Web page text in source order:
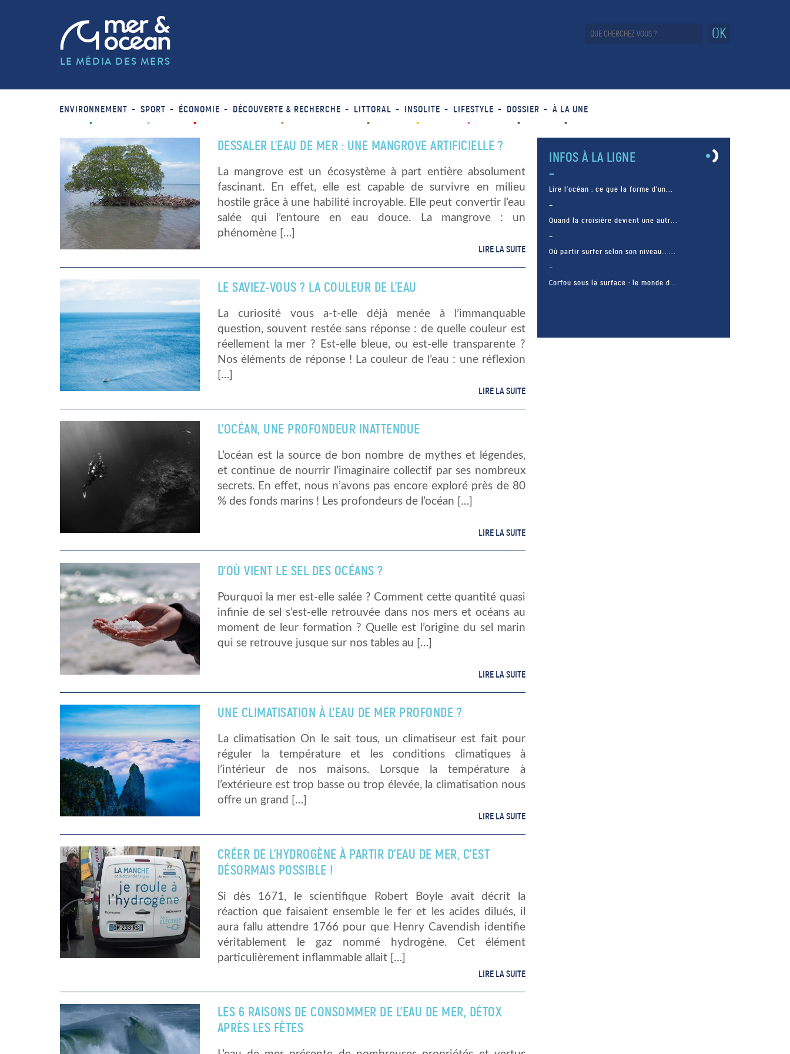
LE MÉDIA DES MERS
OK
ENVIRONNEMENT SPORT ÉCONOMIE DÉCOUVERTE & RECHERCHE LITTORAL INSOLITE LIFESTYLE DOSSIER À LA UNE
DESSALER L’EAU DE MER : UNE MANGROVE ARTIFICIELLE ?
La mangrove est un écosystème à part entière absolument
fascinant. En effet, elle est capable de survivre en milieu
hostile grâce à une habilité incroyable. Elle peut convertir l’eau
salée qui l’entoure en eau douce. La mangrove : un
phénomène […]
LIRE LA SUITE
LE SAVIEZ-VOUS ? LA COULEUR DE L’EAU
La curiosité vous a-t-elle déjà menée à l’immanquable
question, souvent restée sans réponse : de quelle couleur est
réellement la mer ? Est-elle bleue, ou est-elle transparente ?
Nos éléments de réponse ! La couleur de l’eau : une réflexion
[…]
LIRE LA SUITE
L’OCÉAN, UNE PROFONDEUR INATTENDUE
L’océan est la source de bon nombre de mythes et légendes,
et continue de nourrir l’imaginaire collectif par ses nombreux
secrets. En effet, nous n’avons pas encore exploré près de 80
% des fonds marins ! Les profondeurs de l’océan […]
LIRE LA SUITE
D’OÙ VIENT LE SEL DES OCÉANS ?
Pourquoi la mer est-elle salée ? Comment cette quantité quasi
infinie de sel s’est-elle retrouvée dans nos mers et océans au
moment de leur formation ? Quelle est l’origine du sel marin
qui se retrouve jusque sur nos tables au […]
LIRE LA SUITE
UNE CLIMATISATION À L’EAU DE MER PROFONDE ?
La climatisation On le sait tous, un climatiseur est fait pour
réguler la température et les conditions climatiques à
l’intérieur de nos maisons. Lorsque la température à
l’extérieure est trop basse ou trop élevée, la climatisation nous
offre un grand […]
LIRE LA SUITE
CRÉER DE L’HYDROGÈNE À PARTIR D’EAU DE MER, C’EST
DÉSORMAIS POSSIBLE !
Si dès 1671, le scientifique Robert Boyle avait décrit la
réaction que faisaient ensemble le fer et les acides dilués, il
aura fallu attendre 1766 pour que Henry Cavendish identifie
véritablement le gaz nommé hydrogène. Cet élément
particulièrement inflammable allait […]
LIRE LA SUITE
LES 6 RAISONS DE CONSOMMER DE L’EAU DE MER, DÉTOX
APRÈS LES FÊTES
INFOS À LA LIGNE
Lire l’océan : ce que la forme d’un...
Quand la croisière devient une autr...
Où partir surfer selon son niveau… ...
Corfou sous la surface : le monde d...